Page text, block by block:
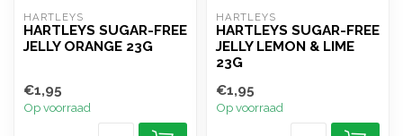
HARTLEYS
HARTLEYS SUGAR-FREE
JELLY ORANGE 23G
€1,95
Op voorraad
HARTLEYS
HARTLEYS SUGAR-FREE
JELLY LEMON & LIME
23G
€1,95
Op voorraad